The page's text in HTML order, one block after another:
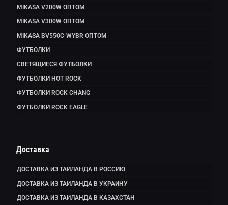
MIKASA V200W ОПТОМ
MIKASA V300W ОПТОМ
MIKASA BV550C-WYBR ОПТОМ
ФУТБОЛКИ
СВЕТЯЩИЕСЯ ФУТБОЛКИ
ФУТБОЛКИ HOT ROCK
ФУТБОЛКИ ROCK CHANG
ФУТБОЛКИ ROCK EAGLE
Доставка
ДОСТАВКА ИЗ ТАИЛАНДА В РОССИЮ
ДОСТАВКА ИЗ ТАИЛАНДА В УКРАИНУ
ДОСТАВКА ИЗ ТАИЛАНДА В КАЗАХСТАН